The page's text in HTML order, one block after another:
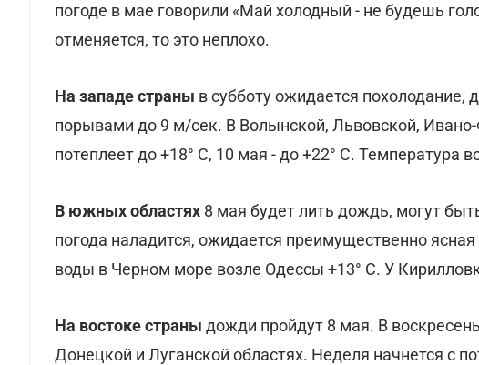
погоде в мае говорили «Май холодный - не будешь
отменяется, то это неплохо.
На западе страны в субботу ожидается похолодание,
порывами до 9 м/сек. В Волынской, Львовской,
потеплеет до +18° С, 10 мая - до +22° С. Температура
В южных областях 8 мая будет лить дождь, могут
погода наладится, ожидается преимущественно
воды в Черном море возле Одессы +13° С. У
На востоке страны дожди пройдут 8 мая. В
Донецкой и Луганской областях. Неделя начнется с